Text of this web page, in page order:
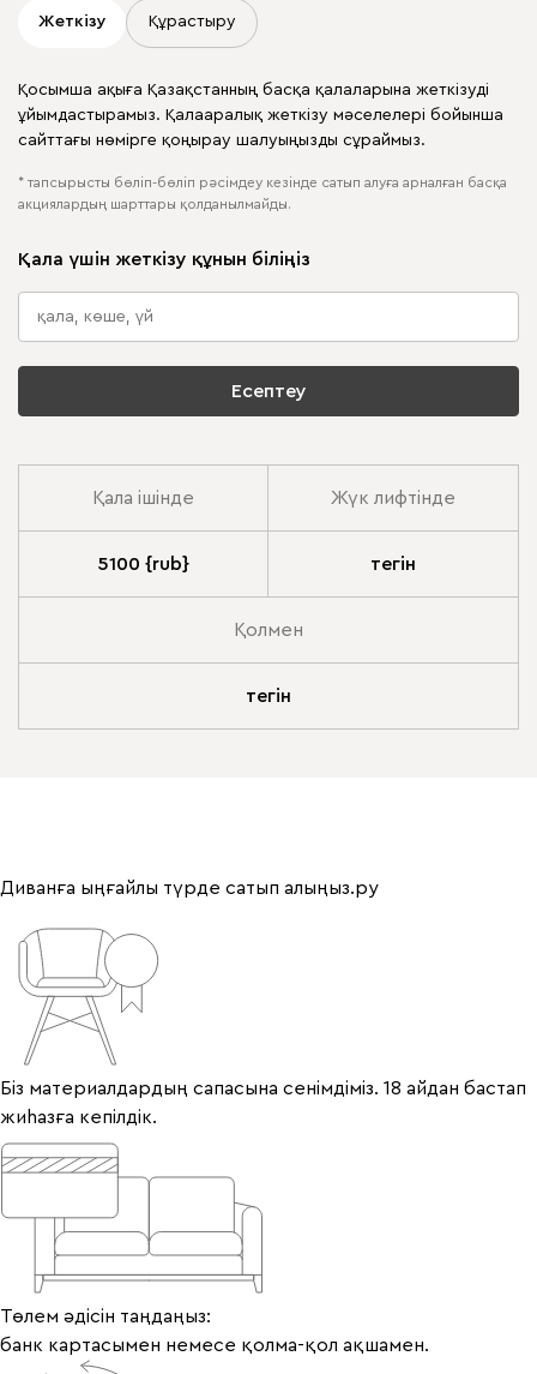
Жеткізу Құрастыру
Қосымша ақыға Қазақстанның басқа қалаларына жеткізуді
ұйымдастырамыз. Қалааралық жеткізу мәселелері бойынша
сайттағы нөмірге қоңырау шалуыңызды сұраймыз.
* тапсырысты бөліп-бөліп рәсімдеу кезінде сатып алуға арналған басқа
акциялардың шарттары қолданылмайды.
Қала үшін жеткізу құнын біліңіз
Есептеу
Қала ішінде Жүк лифтінде
5100 {rub} тегін
Қолмен
тегін
Диванға ыңғайлы түрде сатып алыңыз.ру
Біз материалдардың сапасына сенімдіміз. 18 айдан бастап
жиһазға кепілдік.
Төлем әдісін таңдаңыз:
банк картасымен немесе қолма-қол ақшамен.